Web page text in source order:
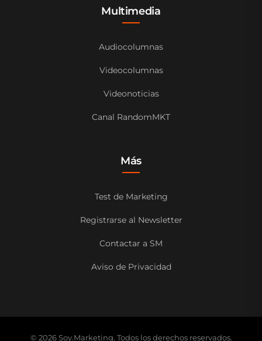
Multimedia
Audiocolumnas
Videocolumnas
Videonoticias
Canal RandomMKT
Más
Test de Marketing
Registrarse al Newsletter
Contactar a SM
Aviso de Privacidad
© 2026 Soy.Marketing. Todos los derechos reservados.